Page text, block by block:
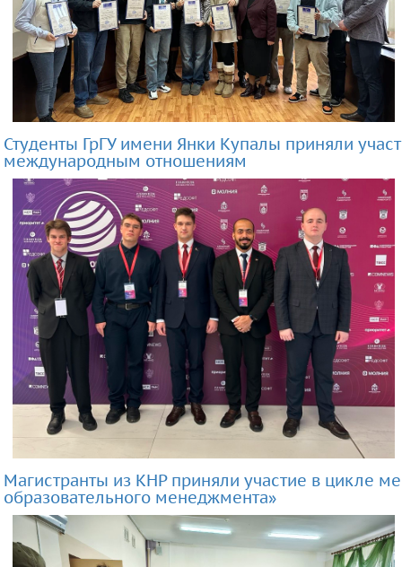
Студенты ГрГУ имени Янки Купалы приняли
международным отношениям
Магистранты из КНР приняли участие в цикле
образовательного менеджмента»